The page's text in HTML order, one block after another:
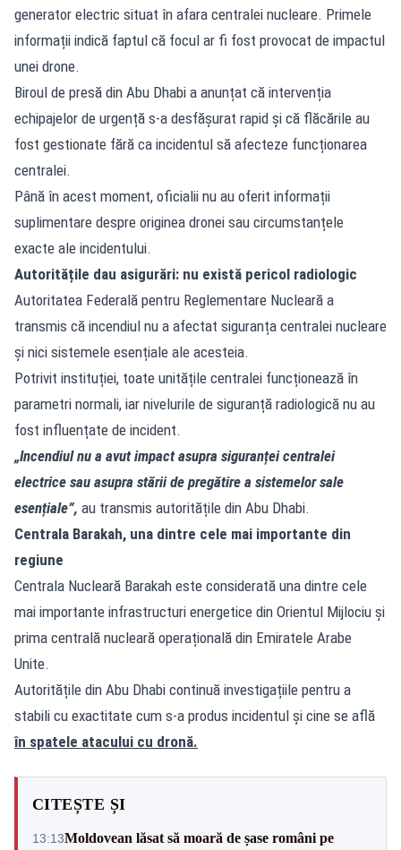
generator electric situat în afara centralei nucleare. Primele
informații indică faptul că focul ar fi fost provocat de impactul
unei drone.
Biroul de presă din Abu Dhabi a anunțat că intervenția
echipajelor de urgență s-a desfășurat rapid și că flăcările au
fost gestionate fără ca incidentul să afecteze funcționarea
centralei.
Până în acest moment, oficialii nu au oferit informații
suplimentare despre originea dronei sau circumstanțele
exacte ale incidentului.
Autoritățile dau asigurări: nu există pericol radiologic
Autoritatea Federală pentru Reglementare Nucleară a
transmis că incendiul nu a afectat siguranța centralei nucleare
și nici sistemele esențiale ale acesteia.
Potrivit instituției, toate unitățile centralei funcționează în
parametri normali, iar nivelurile de siguranță radiologică nu au
fost influențate de incident.
„Incendiul nu a avut impact asupra siguranței centralei
electrice sau asupra stării de pregătire a sistemelor sale
esențiale”, au transmis autoritățile din Abu Dhabi.
Centrala Barakah, una dintre cele mai importante din
regiune
Centrala Nucleară Barakah este considerată una dintre cele
mai importante infrastructuri energetice din Orientul Mijlociu și
prima centrală nucleară operațională din Emiratele Arabe
Unite.
Autoritățile din Abu Dhabi continuă investigațiile pentru a
stabili cu exactitate cum s-a produs incidentul și cine se află
în spatele atacului cu dronă.
CITEȘTE ȘI
13:13Moldovean lăsat să moară de șase români pe